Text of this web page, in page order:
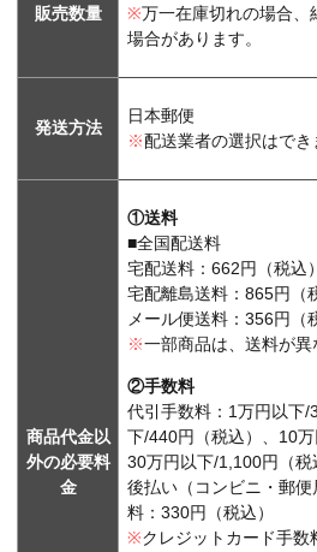
販売数量
※万一在庫切れの場合、
場合があります。
発送方法
日本郵便
※配送業者の選択はでき
商品代金以
外の必要料
金
①送料
■全国配送料
宅配送料：662円（税込）
宅配離島送料：865円（
メール便送料：356円（
※一部商品は、送料が異
②手数料
代引手数料：1万円以下/
下/440円（税込）、10万
30万円以下/1,100円（税
後払い（コンビニ・郵
料：330円（税込）
※クレジットカード手数